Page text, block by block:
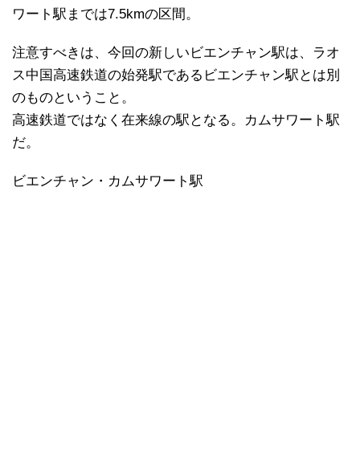
ワート駅までは7.5kmの区間。
注意すべきは、今回の新しいビエンチャン駅は、ラオ
ス中国高速鉄道の始発駅であるビエンチャン駅とは別
のものということ。
高速鉄道ではなく在来線の駅となる。カムサワート駅
だ。
ビエンチャン・カムサワート駅